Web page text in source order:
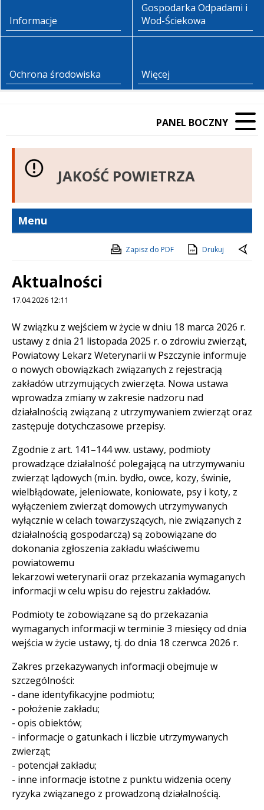
Informacje
Gospodarka Odpadami i
Wod-Ściekowa
Ochrona środowiska Więcej
PANEL BOCZNY
JAKOŚĆ POWIETRZA
Menu
Zapisz do PDF Drukuj
Aktualności
17.04.2026 12:11
Treść
W związku z wejściem w życie w dniu 18 marca 2026 r.
ustawy z dnia 21 listopada 2025 r. o zdrowiu zwierząt,
Powiatowy Lekarz Weterynarii w Pszczynie informuje
o nowych obowiązkach związanych z rejestracją
zakładów utrzymujących zwierzęta. Nowa ustawa
wprowadza zmiany w zakresie nadzoru nad
działalnością związaną z utrzymywaniem zwierząt oraz
zastępuje dotychczasowe przepisy.
Zgodnie z art. 141–144 ww. ustawy, podmioty
prowadzące działalność polegającą na utrzymywaniu
zwierząt lądowych (m.in. bydło, owce, kozy, świnie,
wielbłądowate, jeleniowate, koniowate, psy i koty, z
wyłączeniem zwierząt domowych utrzymywanych
wyłącznie w celach towarzyszących, nie związanych z
działalnością gospodarczą) są zobowiązane do
dokonania zgłoszenia zakładu właściwemu
powiatowemu
lekarzowi weterynarii oraz przekazania wymaganych
informacji w celu wpisu do rejestru zakładów.
Podmioty te zobowiązane są do przekazania
wymaganych informacji w terminie 3 miesięcy od dnia
wejścia w życie ustawy, tj. do dnia 18 czerwca 2026 r.
Zakres przekazywanych informacji obejmuje w
szczególności:
- dane identyfikacyjne podmiotu;
- położenie zakładu;
- opis obiektów;
- informacje o gatunkach i liczbie utrzymywanych
zwierząt;
- potencjał zakładu;
- inne informacje istotne z punktu widzenia oceny
ryzyka związanego z prowadzoną działalnością.